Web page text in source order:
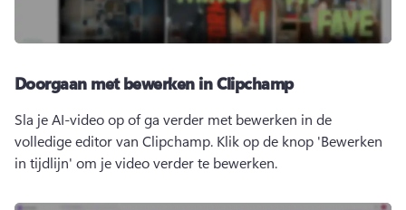
Doorgaan met bewerken in Clipchamp
Sla je AI-video op of ga verder met bewerken in de
volledige editor van Clipchamp. Klik op de knop 'Bewerken
in tijdlijn' om je video verder te bewerken.